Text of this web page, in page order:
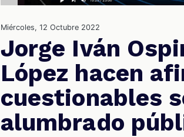
Miércoles, 12 Octubre 2022
Jorge Iván
López hacen
cuestionables
alumbrado